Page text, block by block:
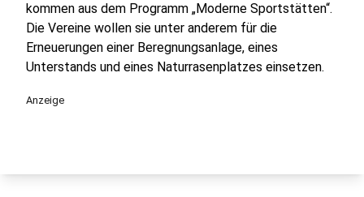
kommen aus dem Programm „Moderne Sportstätten“.
Die Vereine wollen sie unter anderem für die
Erneuerungen einer Beregnungsanlage, eines
Unterstands und eines Naturrasenplatzes einsetzen.
Anzeige